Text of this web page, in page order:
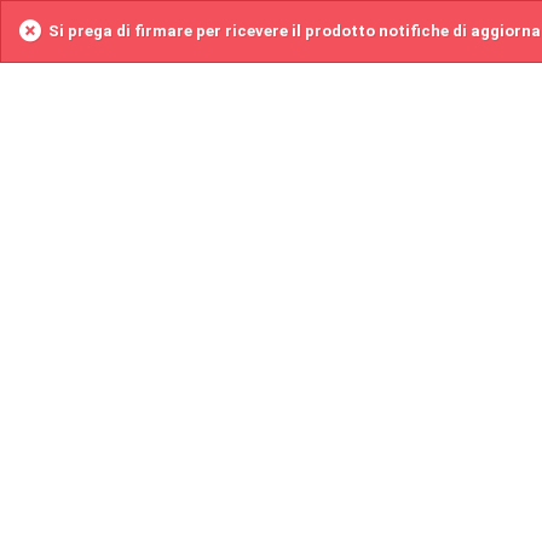
Si prega di firmare per ricevere il prodotto notifiche di